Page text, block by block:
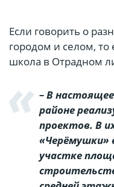
Если говорить о
городом и селом,
школа в Отрадном
– В
районе
проектов. В
«Черёмушки»
участке